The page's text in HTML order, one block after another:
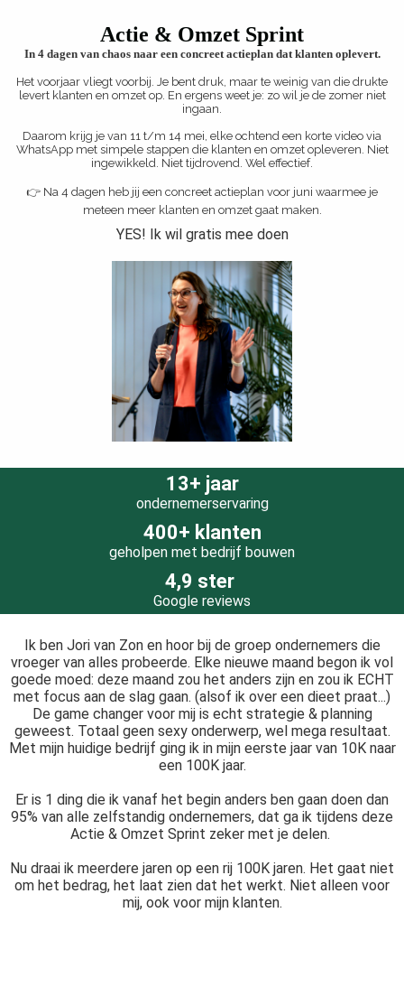
Actie & Omzet Sprint
In 4 dagen van chaos naar een concreet actieplan dat klanten oplevert.
Het voorjaar vliegt voorbij. Je bent druk, maar te weinig van die drukte
levert klanten en omzet op. En ergens weet je: zo wil je de zomer niet
ingaan.
Daarom krijg je van 11 t/m 14 mei, elke ochtend een korte video via
WhatsApp met simpele stappen die klanten en omzet opleveren. Niet
ingewikkeld. Niet tijdrovend. Wel effectief.
👉 Na 4 dagen heb jij een concreet actieplan voor juni waarmee je
meteen meer klanten en omzet gaat maken.
YES! Ik wil gratis mee doen
13+ jaar
ondernemerservaring
400+ klanten
geholpen met bedrijf bouwen
4,9 ster
Google reviews
Ik ben Jori van Zon en hoor bij de groep ondernemers die
vroeger van alles probeerde. Elke nieuwe maand begon ik vol
goede moed: deze maand zou het anders zijn en zou ik ECHT
met focus aan de slag gaan. (alsof ik over een dieet praat...)
De game changer voor mij is echt strategie & planning
geweest. Totaal geen sexy onderwerp, wel mega resultaat.
Met mijn huidige bedrijf ging ik in mijn eerste jaar van 10K naar
een 100K jaar.
Er is 1 ding die ik vanaf het begin anders ben gaan doen dan
95% van alle zelfstandig ondernemers, dat ga ik tijdens deze
Actie & Omzet Sprint zeker met je delen.
Nu draai ik meerdere jaren op een rij 100K jaren. Het gaat niet
om het bedrag, het laat zien dat het werkt. Niet alleen voor
mij, ook voor mijn klanten.